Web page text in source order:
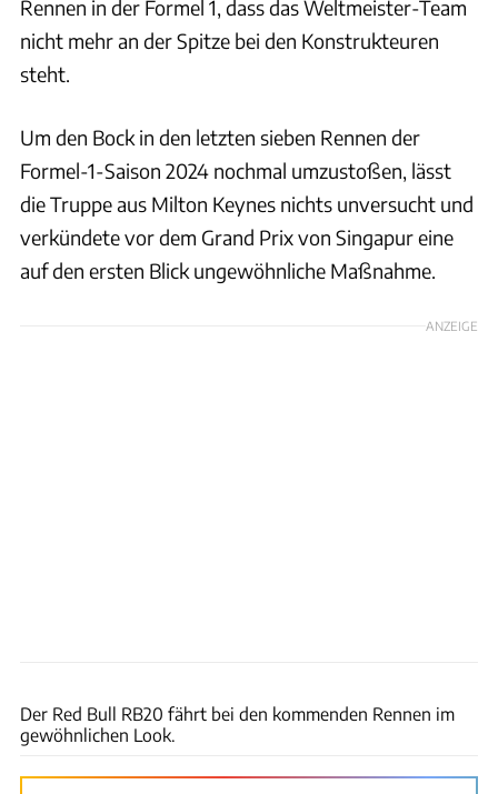
Rennen in der Formel 1, dass das Weltmeister-Team
nicht mehr an der Spitze bei den Konstrukteuren
steht.
Um den Bock in den letzten sieben Rennen der
Formel-1-Saison 2024 nochmal umzustoßen, lässt
die Truppe aus Milton Keynes nichts unversucht und
verkündete vor dem Grand Prix von Singapur eine
auf den ersten Blick ungewöhnliche Maßnahme.
ANZEIGE
Der Red Bull RB20 fährt bei den kommenden Rennen im
gewöhnlichen Look.